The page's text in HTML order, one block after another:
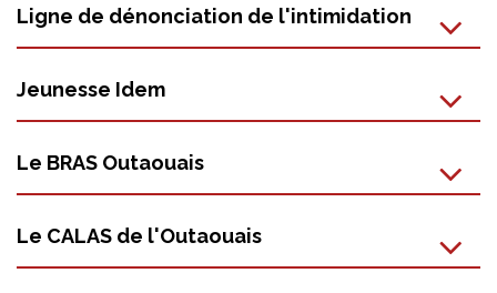
Ligne de dénonciation de l'intimidation
Jeunesse Idem
Le BRAS Outaouais
Le CALAS de l'Outaouais